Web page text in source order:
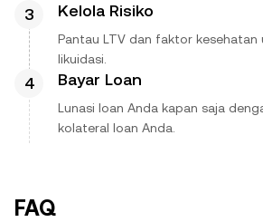
Kelola Risiko
Pantau LTV dan faktor kesehatan
likuidasi.
Bayar Loan
Lunasi loan Anda kapan saja
kolateral loan Anda.
FAQ